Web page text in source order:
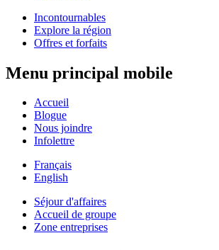
Incontournables
Explore la région
Offres et forfaits
Menu principal mobile
Accueil
Blogue
Nous joindre
Infolettre
Français
English
Séjour d'affaires
Accueil de groupe
Zone entreprises